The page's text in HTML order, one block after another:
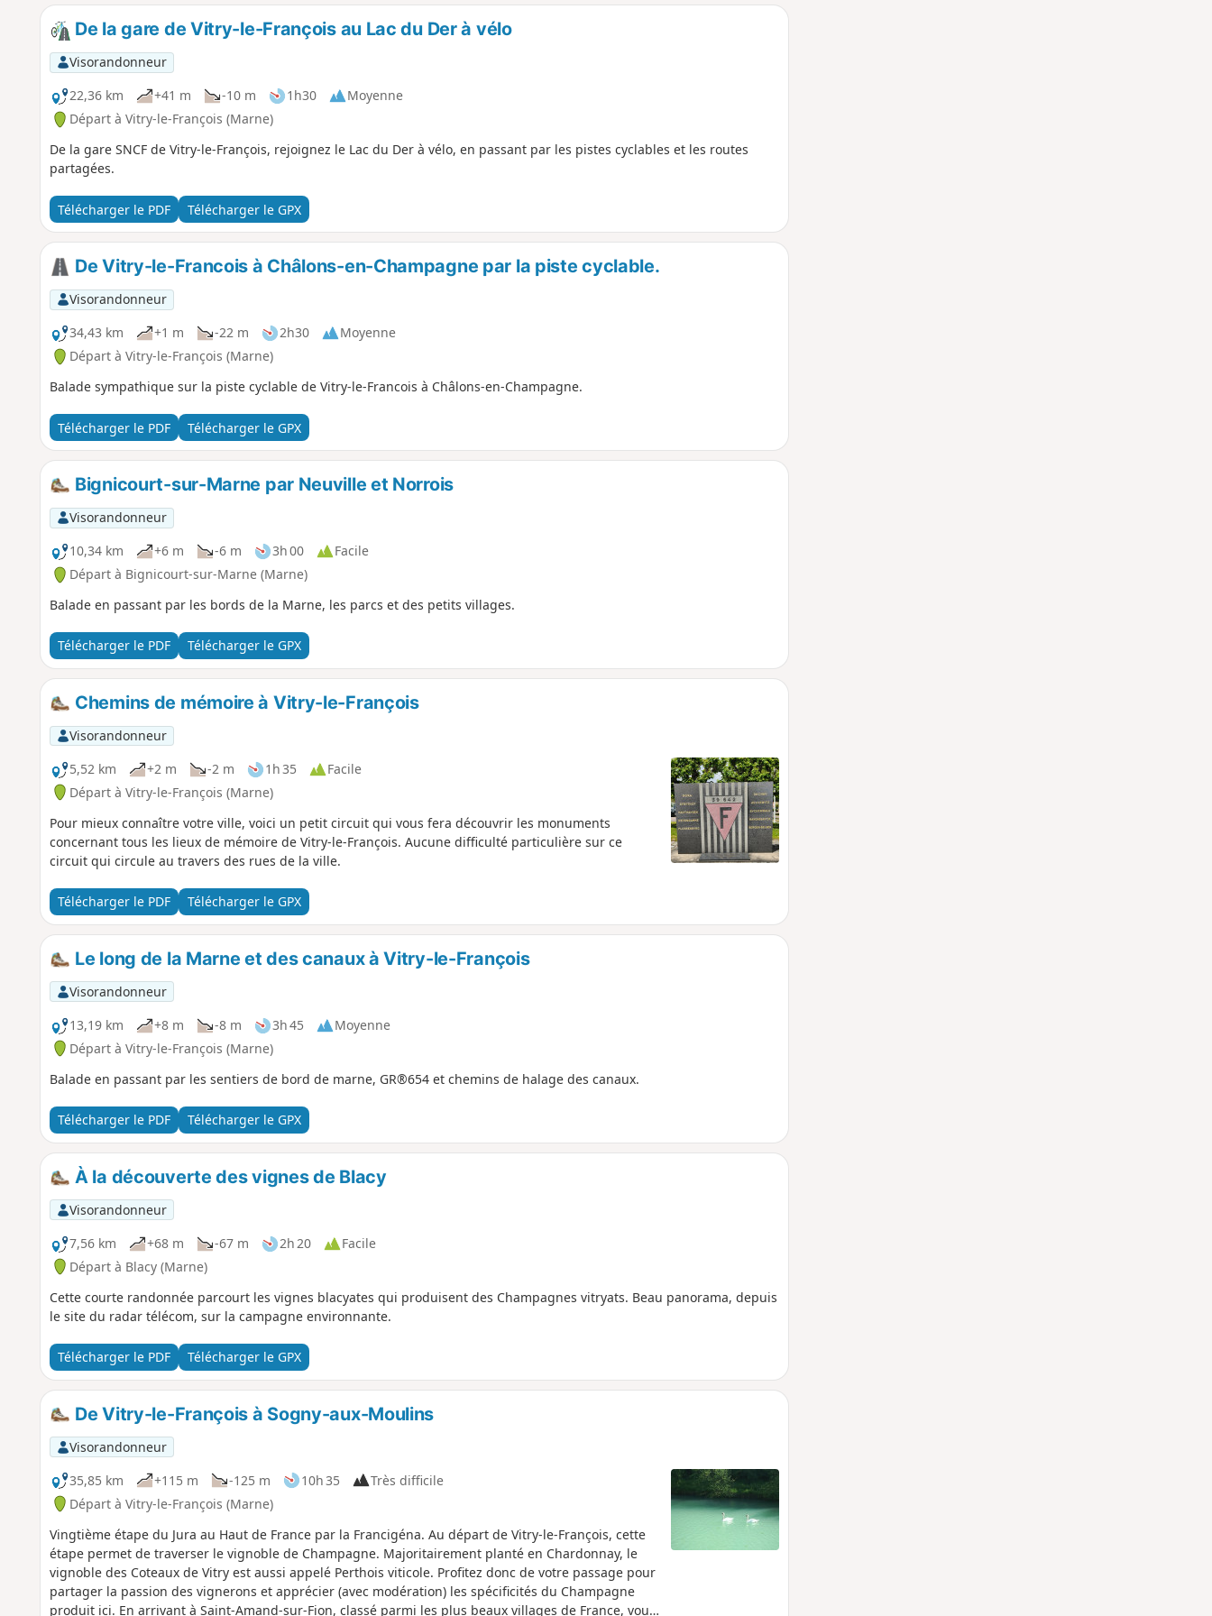
De la gare de Vitry-le-François au Lac du Der à vélo
Visorandonneur
22,36 km
+41 m -10 m 1h30
Moyenne
Départ à Vitry-le-François (Marne)
De la gare SNCF de Vitry-le-François, rejoignez le Lac du Der à vélo, en passant par les pistes cyclables et les routes
partagées.
Télécharger le PDF Télécharger le GPX
De Vitry-le-Francois à Châlons-en-Champagne par la piste cyclable.
Visorandonneur
34,43 km
+1 m -22 m 2h30
Moyenne
Départ à Vitry-le-François (Marne)
Balade sympathique sur la piste cyclable de Vitry-le-Francois à Châlons-en-Champagne.
Télécharger le PDF Télécharger le GPX
Bignicourt-sur-Marne par Neuville et Norrois
Visorandonneur
10,34 km
+6 m -6 m 3h 00
Facile
Départ à Bignicourt-sur-Marne (Marne)
Balade en passant par les bords de la Marne, les parcs et des petits villages.
Télécharger le PDF Télécharger le GPX
Chemins de mémoire à Vitry-le-François
Visorandonneur
5,52 km
+2 m -2 m 1h 35
Facile
Départ à Vitry-le-François (Marne)
Pour mieux connaître votre ville, voici un petit circuit qui vous fera découvrir les monuments
concernant tous les lieux de mémoire de Vitry-le-François. Aucune difficulté particulière sur ce
circuit qui circule au travers des rues de la ville.
Télécharger le PDF Télécharger le GPX
Le long de la Marne et des canaux à Vitry-le-François
Visorandonneur
13,19 km
+8 m -8 m 3h 45
Moyenne
Départ à Vitry-le-François (Marne)
Balade en passant par les sentiers de bord de marne, GR®654 et chemins de halage des canaux.
Télécharger le PDF Télécharger le GPX
À la découverte des vignes de Blacy
Visorandonneur
7,56 km
+68 m -67 m 2h 20
Facile
Départ à Blacy (Marne)
Cette courte randonnée parcourt les vignes blacyates qui produisent des Champagnes vitryats. Beau panorama, depuis
le site du radar télécom, sur la campagne environnante.
Télécharger le PDF Télécharger le GPX
De Vitry-le-François à Sogny-aux-Moulins
Visorandonneur
35,85 km
+115 m -125 m 10h 35
Très difficile
Départ à Vitry-le-François (Marne)
Vingtième étape du Jura au Haut de France par la Francigéna. Au départ de Vitry-le-François, cette
étape permet de traverser le vignoble de Champagne. Majoritairement planté en Chardonnay, le
vignoble des Coteaux de Vitry est aussi appelé Perthois viticole. Profitez donc de votre passage pour
partager la passion des vignerons et apprécier (avec modération) les spécificités du Champagne
produit ici. En arrivant à Saint-Amand-sur-Fion, classé parmi les plus beaux villages de France, vous